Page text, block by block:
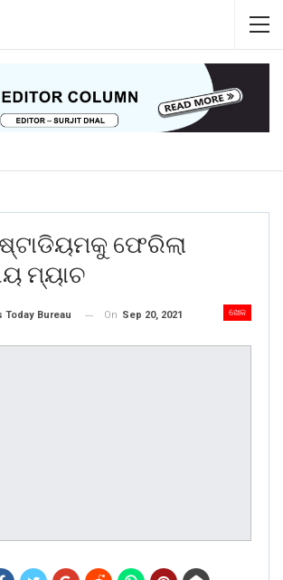
ଷ୍ଟାଡିୟମକୁ ଫେରିଲା
ମ୍ୟାଚ
ଖେଳ
Today Bureau On Sep 20, 2021